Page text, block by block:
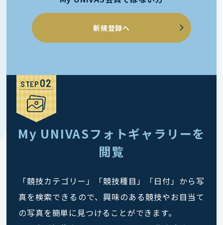
新規登録へ
STEP
My UNIVASフォトギャラリーを
閲覧
「競技カテゴリー」「競技種目」「日付」から写
真を検索できるので、興味のある競技やお目当て
の写真を簡単に見つけることができます。